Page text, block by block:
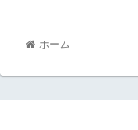
ホーム